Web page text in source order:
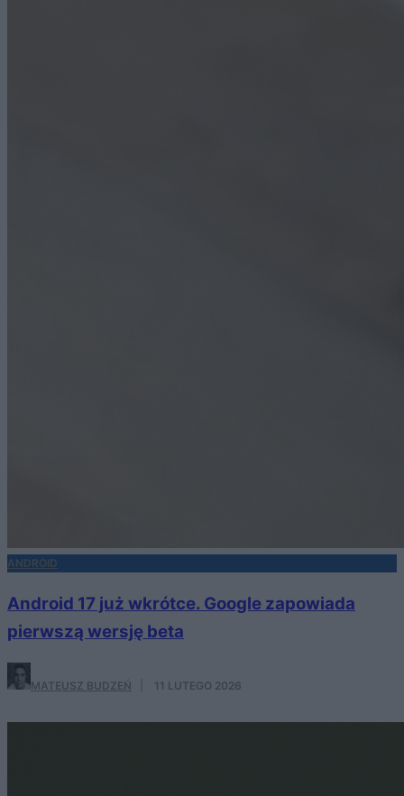
ANDROID
Android 17 już wkrótce. Google zapowiada
pierwszą wersję beta
MATEUSZ BUDZEŃ 11 LUTEGO 2026